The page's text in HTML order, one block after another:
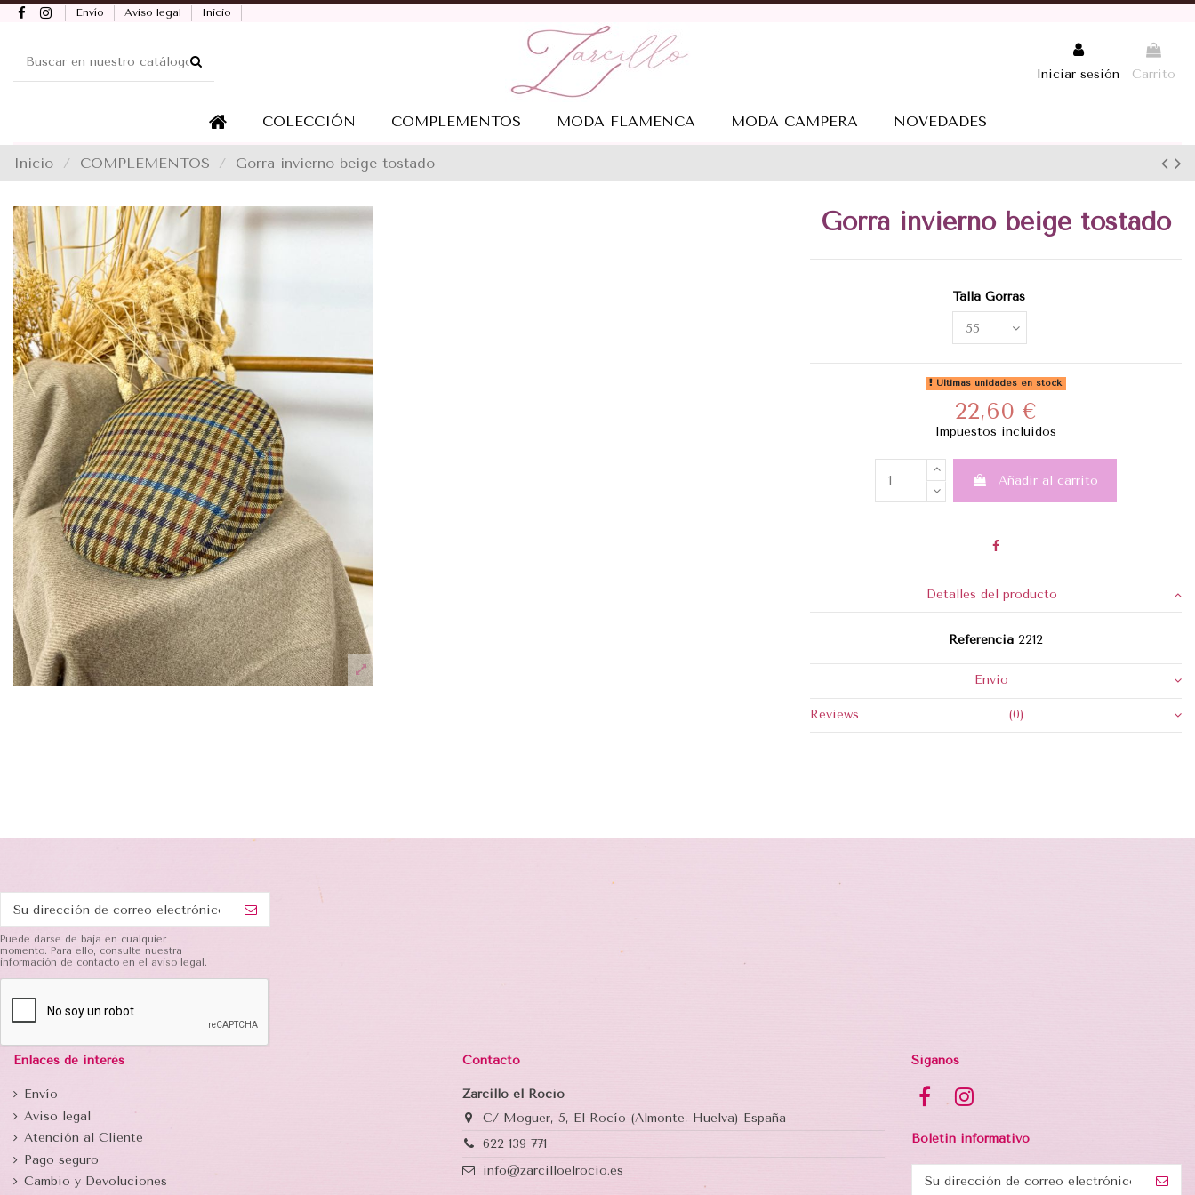
Envío Aviso legal Inicio
Iniciar sesión Carrito
COLECCIÓN COMPLEMENTOS MODA FLAMENCA MODA CAMPERA NOVEDADES
Inicio COMPLEMENTOS Gorra invierno beige tostado
Gorra invierno beige tostado
Talla Gorras
Últimas unidades en stock
22,60 €
Impuestos incluidos
Añadir al carrito
Detalles del producto
Referencia 2212
Envio
Reviews (0)
Puede darse de baja en cualquier
momento. Para ello, consulte nuestra
información de contacto en el aviso legal.
Enlaces de interés
Envío
Aviso legal
Atención al Cliente
Pago seguro
Cambio y Devoluciones
Contacto
Zarcillo el Rocío
C/ Moguer, 5, El Rocío (Almonte, Huelva) España
622 139 771
info@zarcilloelrocio.es
Síganos
Boletin informativo